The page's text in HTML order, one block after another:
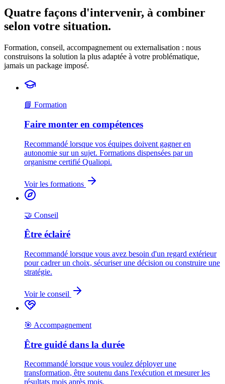
Quatre façons d'intervenir, à combiner
selon votre situation.
Formation, conseil, accompagnement ou externalisation : nous
construisons la solution la plus adaptée à votre problématique,
jamais un package imposé.
📘 Formation
Faire monter en compétences
Recommandé lorsque vos équipes doivent gagner en
autonomie sur un sujet. Formations dispensées par un
organisme certifié Qualiopi.
Voir les formations
🤝 Conseil
Être éclairé
Recommandé lorsque vous avez besoin d'un regard extérieur
pour cadrer un choix, sécuriser une décision ou construire une
stratégie.
Voir le conseil
🎯 Accompagnement
Être guidé dans la durée
Recommandé lorsque vous voulez déployer une
transformation, être soutenu dans l'exécution et mesurer les
résultats mois après mois.